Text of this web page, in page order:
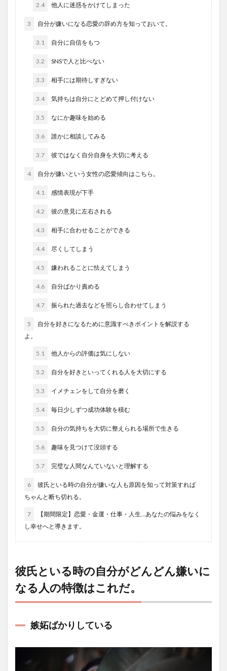
2.4 他人に迷惑をかけてしまった
3 自分が嫌いになる恋愛の辞め方を知っておいて。
3.1 自分に自信をもつ
3.2 SNSで人と比べない
3.3 相手には期待しすぎない
3.4 気持ちは自分にとどめて押し付けない
3.5 なにか趣味を始める
3.6 誰かに相談してみる
3.7 彼ではなく自分自身を大切に考える
4 自分が嫌いという女性の恋愛傾向はこちら。
4.1 感情表現が下手
4.2 彼の意見に左右される
4.3 相手に合わせることができる
4.4 尽くしてしまう
4.5 嫌われることに怯えてしまう
4.6 自分ばかり責める
4.7 振られた過去などを照らし合わせてしまう
5
自分を好きになるために意識すべきポイントを解説する
よ。
5.1 他人からの評価は気にしない
5.2 自分を好きといってくれる人を大切にする
5.3 イメチェンをして自分を磨く
5.4 毎日少しずつ成功体験を積む
5.5 自分の気持ちを大切に整えられる場所で生きる
5.6 趣味を見つけて没頭する
5.7 完璧な人間なんていないと理解する
6
彼氏といる時の自分が嫌いな人も原因を知って対策すれば
ちゃんと断ち切れる。
7
【期間限定】恋愛・金運・仕事・人生…あなたの悩みをなく
し幸せへと導きます。
彼氏といる時の自分がどんどん嫌いに
なる人の特徴はこれだ。
嫉妬ばかりしている